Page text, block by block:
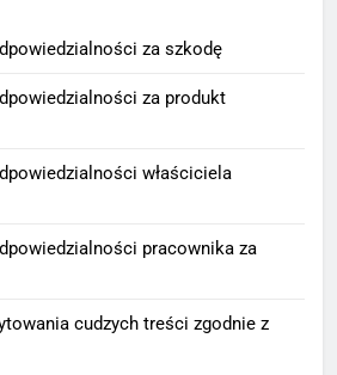
za szkodę
za produkt
właściciela
pracownika za
cudzych treści zgodnie z